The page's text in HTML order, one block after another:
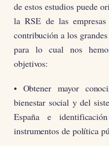
de estos estudios puede
la RSE de las
contribución a los
para lo cual nos
objetivos:
• Obtener mayor
bienestar social y del
España e
instrumentos de política